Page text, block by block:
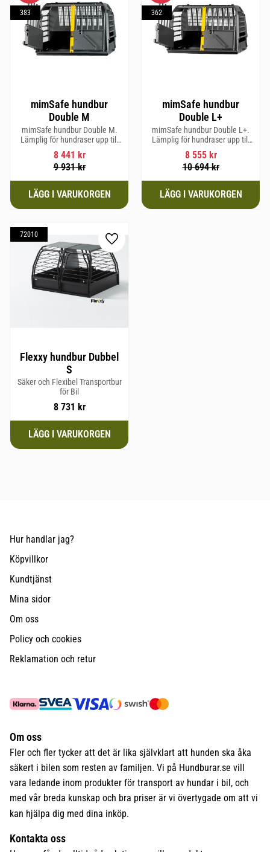
mimSafe hundbur
Double M
mimSafe hundbur Double M.
Lämplig för hundraser upp till
58 cm i mankhöjd.
8 441 kr
9 931kr
383
mimSafe hundbur
Double L+
mimSafe hundbur Double L+.
Lämplig för hundraser upp till
62 cm i mankhöjd
8 555kr
10 694kr
362
Flexxy hundbur Dubbel
S
Säker och Flexibel Transportbur
för Bil
8 731 kr
72010
Lägg till i favoriter
Hur handlar jag?
Köpvillkor
Kundtjänst
Mina sidor
Om oss
Policy och cookies
Reklamation och retur
Om oss
Fler och fler tycker att det är lika självklart att hunden ska åka
säkert i bilen som resten av familjen. Vi på Hundburar.se vill
vara ledande inom produkter för transport av hundar i bil, och
med vår breda kunskap och bra priser är vi övertygade om att vi
kan hjälpa dig med dina inköp.
Kontakta oss